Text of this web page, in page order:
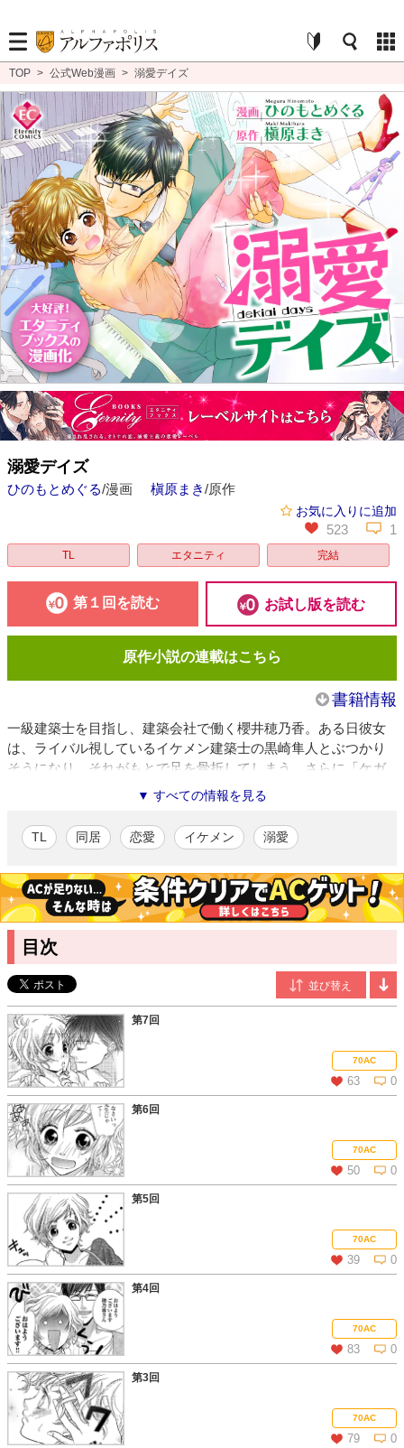
TOP > 公式Web漫画 > 溺愛デイズ
溺愛デイズ
ひのもとめぐる/漫画 槇原まき/原作
お気に入りに追加
523 1
TL エタニティ 完結
第１回を読む お試し版を読む
原作小説の連載はこちら
書籍情報
一級建築士を目指し、建築会社で働く櫻井穂乃香。ある日彼女
は、ライバル視しているイケメン建築士の黒崎隼人とぶつかり
そうになり、それがもとで足を骨折してしまう。さらに「ケガ
の責任をとる」と言う隼人と同居することに！ よくない噂も
ある隼人に戸惑う穂乃香だけど、実は彼は甘やかし大王
で……!? 激甘ラブストーリー、待望の漫画化！
TLをはじめ多ジャンルの漫画、イラスト作品を発表。近刊コミッ
クスに「イケない課外授業」全2巻(アスキー・メディアワークス)
などがある。
槇原まき
2012年『橘社長の個人秘書』(エタニティブックス)にてデビュ
ー。女性向けの恋愛小説を執筆。著書に『ドＳ御曹司の花嫁候
補』(エタニティブックス)『調教系男子オオカミ様と子猫ちゃ
ん』(オパール文庫)『肉食系女子はニセモノ草食獣においしく食
べられる』 (ヴァニラ文庫ミエル)などがある。
▼ すべての情報を見る
TL 同居 恋愛 イケメン 溺愛
目次
第7回
70AC
63 0
この話を読む コメントを見る
第6回
70AC
50 0
この話を読む コメントを見る
第5回
70AC
39 0
この話を読む コメントを見る
第4回
70AC
83 0
この話を読む コメントを見る
第3回
70AC
79 0